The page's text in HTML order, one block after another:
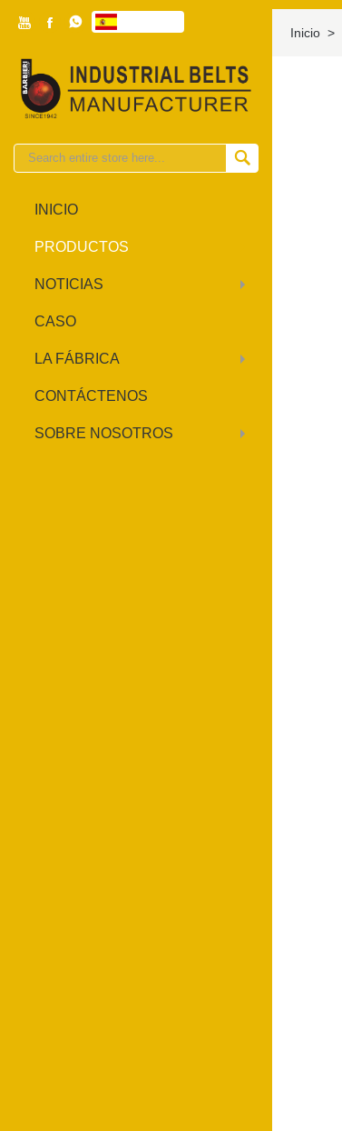
  

INICIO
PRODUCTOS
NOTICIAS
CASO
LA FÁBRICA
CONTÁCTENOS
SOBRE NOSOTROS
Inicio >